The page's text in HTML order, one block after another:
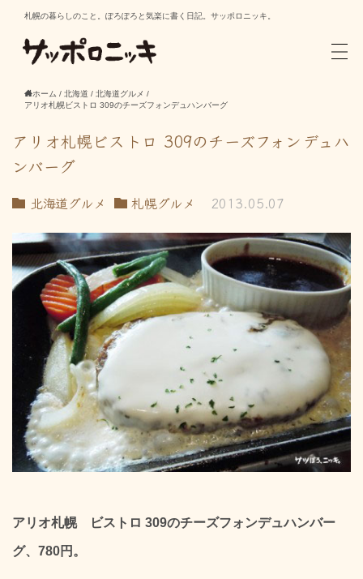
札幌の暮らしのこと。ぽろぽろと気楽に書く日記。サッポロニッキ。
ホーム / 北海道 / 北海道グルメ /
アリオ札幌ビストロ 309のチーズフォンデュハンバーグ
アリオ札幌ビストロ 309のチーズフォンデュハ
ンバーグ
北海道グルメ 札幌グルメ 2013.05.07
アリオ札幌 ビストロ 309のチーズフォンデュハンバー
グ、780円。